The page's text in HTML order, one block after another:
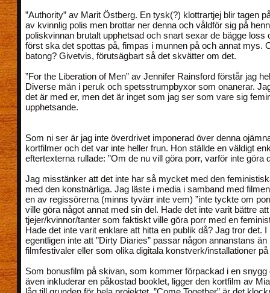
”Authority” av Marit Östberg. En tysk(?) klottrartjej blir tagen
av kvinnlig polis men brottar ner denna och våldför sig på
poliskvinnan brutalt upphetsad och snart sexar de bägge loss
först ska det spottas på, fimpas i munnen på och annat mys.
batong? Givetvis, förutsägbart så det skvätter om det.
”For the Liberation of Men” av Jennifer Rainsford förstår jag
Diverse män i peruk och spetsstrumpbyxor som onanerar.
det är med er, men det är inget som jag ser som vare sig
upphetsande.
Som ni ser är jag inte överdrivet imponerad över denna
kortfilmer och det var inte heller frun. Hon ställde en väldigt
eftertexterna rullade: ”Om de nu vill göra porr, varför inte göra
Jag misstänker att det inte har så mycket med den
med den konstnärliga. Jag läste i media i samband med
en av regissörerna (minns tyvärr inte vem) ”inte tyckte om
ville göra något annat med sin del. Hade det inte varit bättre
tjejer/kvinnor/tanter som faktiskt ville göra porr med en
Hade det inte varit enklare att hitta en publik då? Jag tror det. I
egentligen inte att ”Dirty Diaries” passar någon annanstans
filmfestivaler eller som olika digitala konstverk/installationer
Som bonusfilm på skivan, som kommer förpackad i en snygg
även inkluderar en påkostad booklet, ligger den kortfilm av